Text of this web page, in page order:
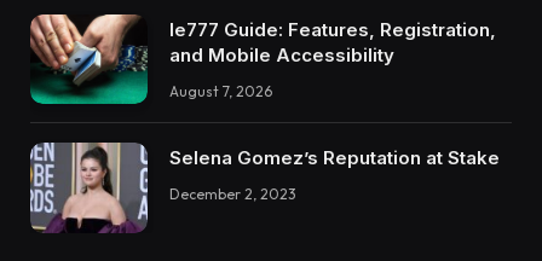
Ie777 Guide: Features, Registration,
and Mobile Accessibility
August 7, 2026
Selena Gomez’s Reputation at Stake
December 2, 2023